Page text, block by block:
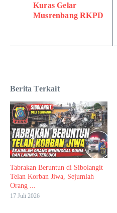
Kuras Gelar
Musrenbang RKPD
Berita Terkait
Tabrakan Beruntun di Sibolangit
Telan Korban Jiwa, Sejumlah
Orang ...
17 Juli 2026